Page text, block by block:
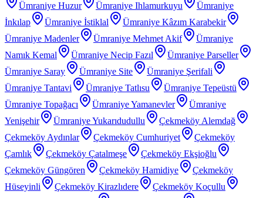
Ümraniye Huzur
Ümraniye Ihlamurkuyu
Ümraniye
İnkılap
Ümraniye İstiklal
Ümraniye Kâzım Karabekir
Ümraniye Madenler
Ümraniye Mehmet Akif
Ümraniye
Namık Kemal
Ümraniye Necip Fazıl
Ümraniye Parseller
Ümraniye Saray
Ümraniye Site
Ümraniye Şerifali
Ümraniye Tantavi
Ümraniye Tatlısu
Ümraniye Tepeüstü
Ümraniye Topağacı
Ümraniye Yamanevler
Ümraniye
Yenişehir
Ümraniye Yukarıdudullu
Çekmeköy Alemdağ
Çekmeköy Aydınlar
Çekmeköy Cumhuriyet
Çekmeköy
Çamlık
Çekmeköy Çatalmeşe
Çekmeköy Ekşioğlu
Çekmeköy Güngören
Çekmeköy Hamidiye
Çekmeköy
Hüseyinli
Çekmeköy Kirazlıdere
Çekmeköy Koçullu